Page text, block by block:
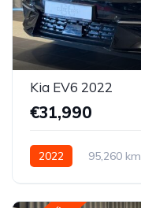
Kia EV6 2022
€31,990
2022 95,260 km